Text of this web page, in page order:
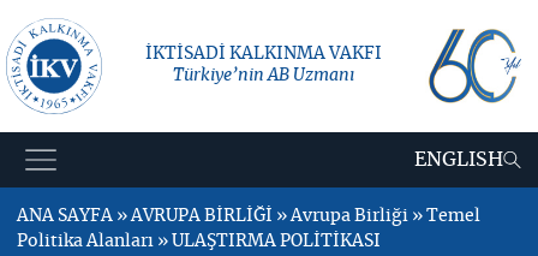
İKTİSADİ KALKINMA VAKFI
Türkiye’nin AB Uzmanı
ENGLISH
ANA SAYFA » AVRUPA BİRLİĞİ » Avrupa Birliği » Temel
Politika Alanları » ULAŞTIRMA POLİTİKASI